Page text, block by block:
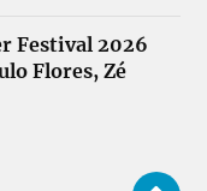
Festival 2026
Flores, Zé